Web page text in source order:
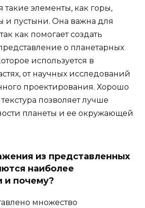
такие элементы, как горы,
и пустыни. Она важна для
как помогает создать
о планетарных
используется в
от научных исследований
проектирования. Хорошо
позволяет лучше
планеты и ее окружающей
из представленных
наиболее
и почему?
множество